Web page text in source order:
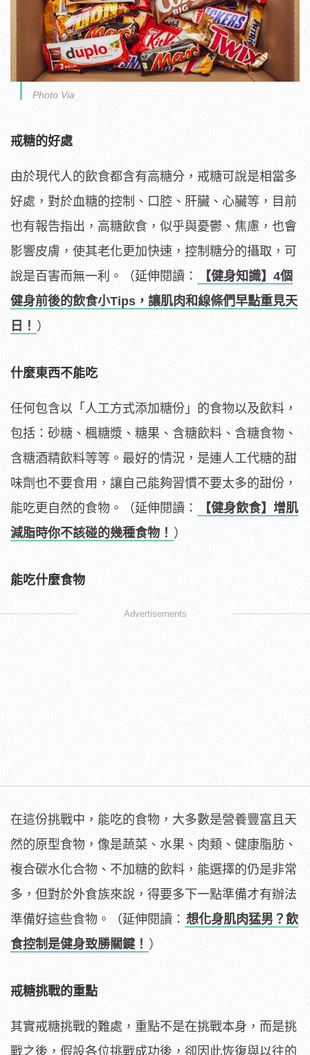
Photo Via
戒糖的好處
由於現代人的飲食都含有高糖分，戒糖可說是相當多
好處，對於血糖的控制、口腔、肝臟、心臟等，目前
也有報告指出，高糖飲食，似乎與憂鬱、焦慮，也會
影響皮膚，使其老化更加快速，控制糖分的攝取，可
說是百害而無一利。（延伸閱讀：
【健身知識】4個
健身前後的飲食小Tips，讓肌肉和線條們早點重見天
日！ ）
什麼東西不能吃
任何包含以「人工方式添加糖份」的食物以及飲料，
包括：砂糖、楓糖漿、糖果、含糖飲料、含糖食物、
含糖酒精飲料等等。最好的情況，是連人工代糖的甜
味劑也不要食用，讓自己能夠習慣不要太多的甜份，
能吃更自然的食物。（延伸閱讀：
【健身飲食】增肌
減脂時你不該碰的幾種食物！ ）
能吃什麼食物
Advertisements
在這份挑戰中，能吃的食物，大多數是營養豐富且天
然的原型食物，像是蔬菜、水果、肉類、健康脂肪、
複合碳水化合物、不加糖的飲料，能選擇的仍是非常
多，但對於外食族來說，得要多下一點準備才有辦法
準備好這些食物。（延伸閱讀： 想化身肌肉猛男？飲
食控制是健身致勝關鍵！ ）
戒糖挑戰的重點
其實戒糖挑戰的難處，重點不是在挑戰本身，而是挑
戰之後，假設各位挑戰成功後，卻因此恢復與以往的